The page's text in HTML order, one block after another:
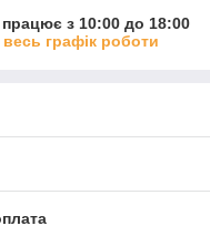
працює з 10:00 до 18:00
весь графік роботи